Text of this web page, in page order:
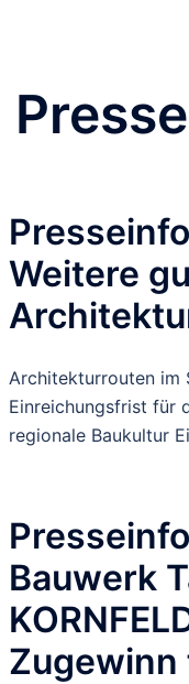
Weitere
Architekturrouten im
Einreichungsfrist für
regionale Baukultur
Bauwerk
Zugewinn